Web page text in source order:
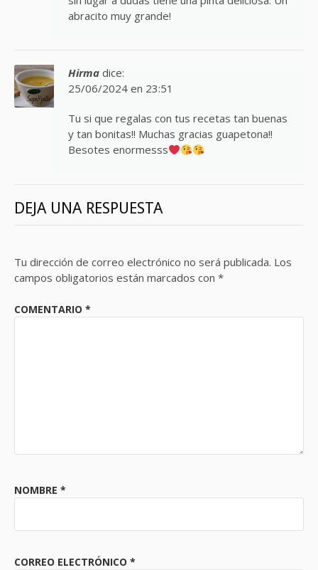
abracito muy grande!
Hirma dice:
25/06/2024 en 23:51
Tu si que regalas con tus recetas tan buenas
y tan bonitas!! Muchas gracias guapetona!!
Besotes enormesss
DEJA UNA RESPUESTA
Tu dirección de correo electrónico no será publicada. Los
campos obligatorios están marcados con *
COMENTARIO *
NOMBRE *
CORREO ELECTRÓNICO *